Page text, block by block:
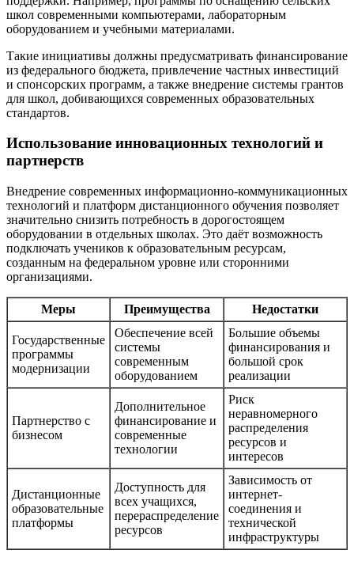
школ современными компьютерами, лабораторным
оборудованием и учебными материалами.
Такие инициативы должны предусматривать финансирование
из федерального бюджета, привлечение частных инвестиций
и спонсорских программ, а также внедрение системы грантов
для школ, добивающихся современных образовательных
стандартов.
Использование инновационных технологий и
партнерств
Внедрение современных информационно-коммуникационных
технологий и платформ дистанционного обучения позволяет
значительно снизить потребность в дорогостоящем
оборудовании в отдельных школах. Это даёт возможность
подключать учеников к образовательным ресурсам,
созданным на федеральном уровне или сторонними
организациями.
Меры Преимущества Недостатки
Государственные
программы
модернизации
Обеспечение всей
системы
современным
оборудованием
Большие объемы
финансирования и
большой срок
реализации
Партнерство с
бизнесом
Дополнительное
финансирование и
современные
технологии
Риск
неравномерного
распределения
ресурсов и
интересов
Дистанционные
образовательные
платформы
Доступность для
всех учащихся,
перераспределение
ресурсов
Зависимость от
интернет-
соединения и
технической
инфраструктуры